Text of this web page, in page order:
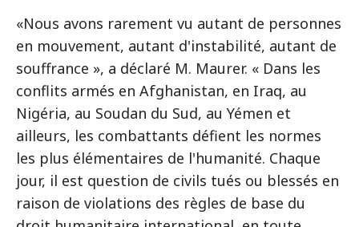
«Nous avons rarement vu autant de personnes
en mouvement, autant d'instabilité, autant de
souffrance », a déclaré M. Maurer. « Dans les
conflits armés en Afghanistan, en Iraq, au
Nigéria, au Soudan du Sud, au Yémen et
ailleurs, les combattants défient les normes
les plus élémentaires de l'humanité. Chaque
jour, il est question de civils tués ou blessés en
raison de violations des règles de base du